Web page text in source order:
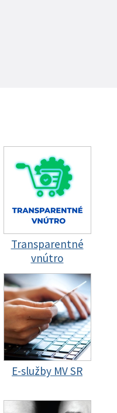
Transparentné
vnútro
E-služby MV SR